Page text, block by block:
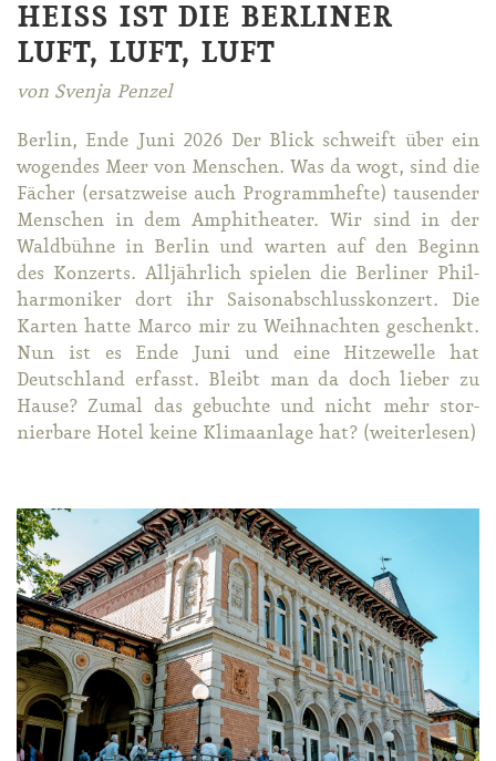
HEISS IST DIE BERLINER L
UFT, LUFT, LUFT
von Svenja Penzel
Ber­lin, En­de Ju­ni 2026 Der Blick schweift über ein
wo­gen­des Meer von Men­schen. Was da wogt, sind die
Fä­cher (er­satz­wei­se auch Pro­gramm­hef­te) tau­sen­der
Men­schen in dem Am­phi­thea­ter. Wir sind in der
Wald­büh­ne in Ber­lin und war­ten auf den Be­ginn
des Kon­zerts. All­jähr­lich spie­len die Ber­li­ner Phil­
har­mo­ni­ker dort ihr Sai­son­ab­schluss­kon­zert. Die
Kar­ten hat­te Mar­co mir zu Weih­nach­ten ge­schenkt.
Nun ist es En­de Ju­ni und ei­ne Hit­ze­wel­le hat
Deutsch­land er­fasst. Bleibt man da doch lie­ber zu
Hau­se? Zu­mal das ge­buch­te und nicht mehr stor­
nier­ba­re Ho­tel kei­ne Kli­ma­an­la­ge hat? (wei­ter­le­sen)